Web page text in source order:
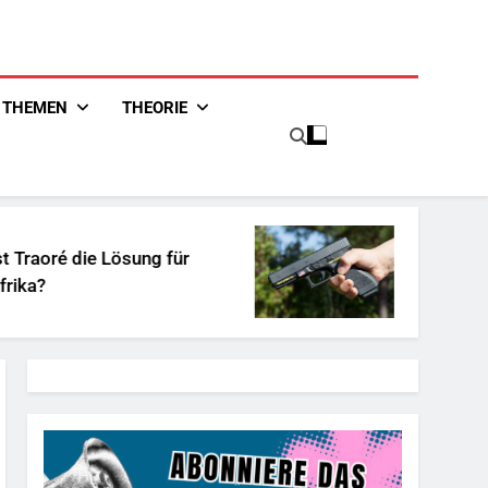
THEMEN THEORIE
für
Unschuldiges